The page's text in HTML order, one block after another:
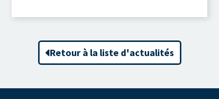
Retour à la liste d'actualités